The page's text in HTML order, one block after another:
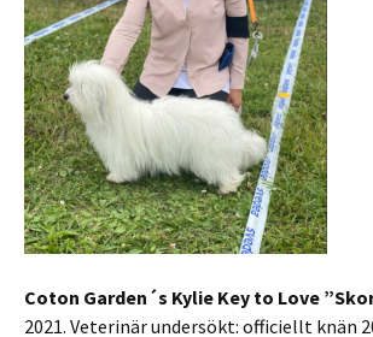
Coton Garden´s Kylie Key to Love
2021. Veterinär undersökt: officiellt knän